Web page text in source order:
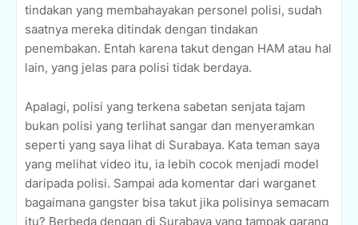
tindakan yang membahayakan personel polisi, sudah
saatnya mereka ditindak dengan tindakan
penembakan. Entah karena takut dengan HAM atau hal
lain, yang jelas para polisi tidak berdaya.
Apalagi, polisi yang terkena sabetan senjata tajam
bukan polisi yang terlihat sangar dan menyeramkan
seperti yang saya lihat di Surabaya. Kata teman saya
yang melihat video itu, ia lebih cocok menjadi model
daripada polisi. Sampai ada komentar dari warganet
bagaimana gangster bisa takut jika polisinya semacam
itu? Berbeda dengan di Surabaya yang tampak garang